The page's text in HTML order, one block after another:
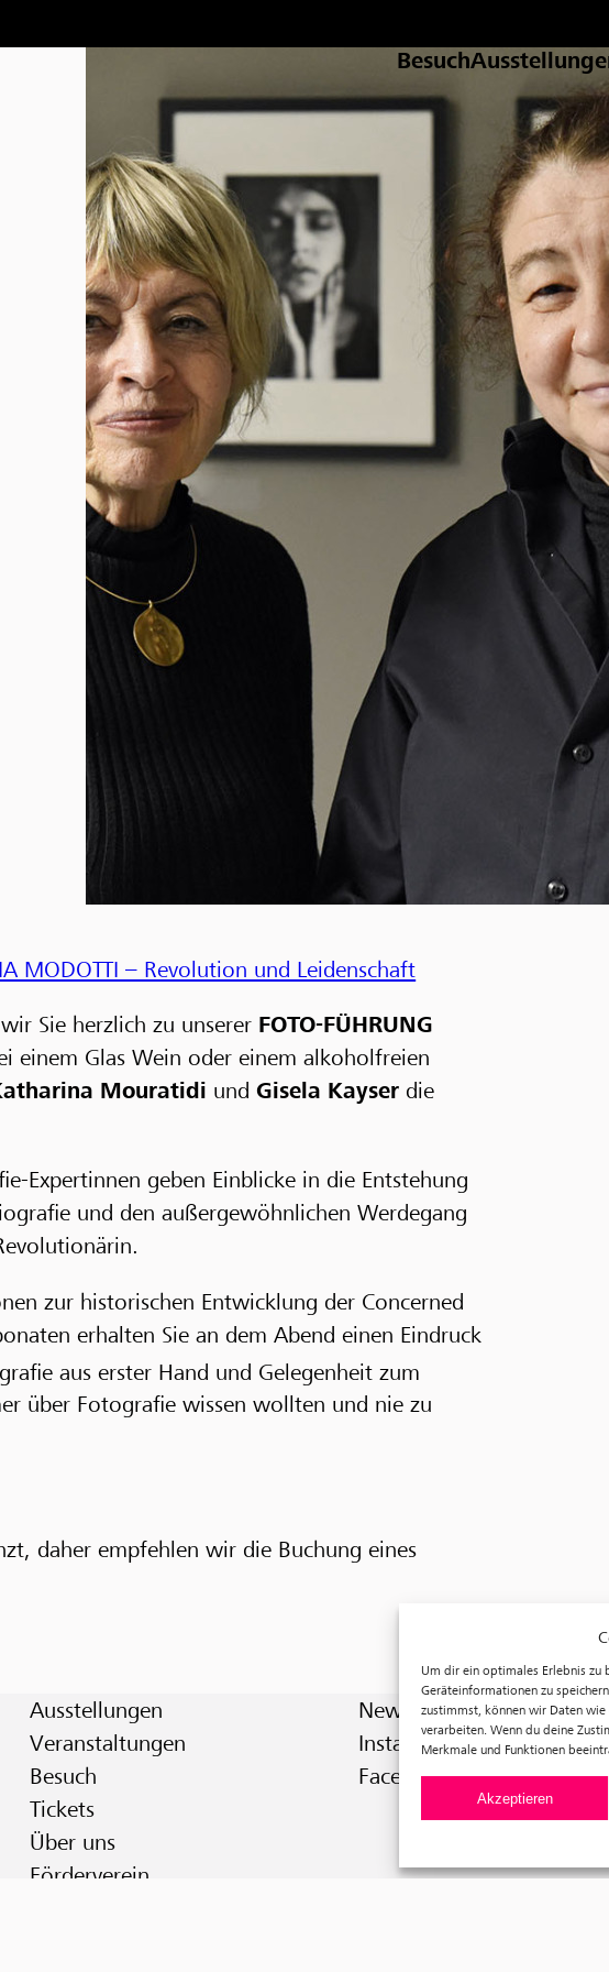
Um dir ein optimales Erlebnis zu
Geräteinformationen zu
zustimmst, können wir Daten
verarbeiten. Wenn du deine
Merkmale und Funktionen
Akzeptieren
Besuch
MODOTTI – Revolution und Leidenschaft
Sie herzlich zu unserer FOTO-FÜHRUNG
einem Glas Wein oder einem alkoholfreien
Mouratidi und Gisela Kayser die
Expertinnen geben Einblicke in die Entstehung
und den außergewöhnlichen Werdegang
zur historischen Entwicklung der Concerned
erhalten Sie an dem Abend einen Eindruck
aus erster Hand und Gelegenheit zum
über Fotografie wissen wollten und nie zu
daher empfehlen wir die Buchung eines
Ausstellungen
Veranstaltungen
Besuch
Tickets
Über uns
Förderverein
Newsletter
Instagram
Facebook